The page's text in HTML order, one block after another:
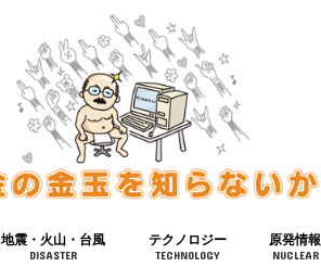
地震・火山・台風
DISASTER
テクノロジー
TECHNOLOGY
原発情報
NUCLEAR